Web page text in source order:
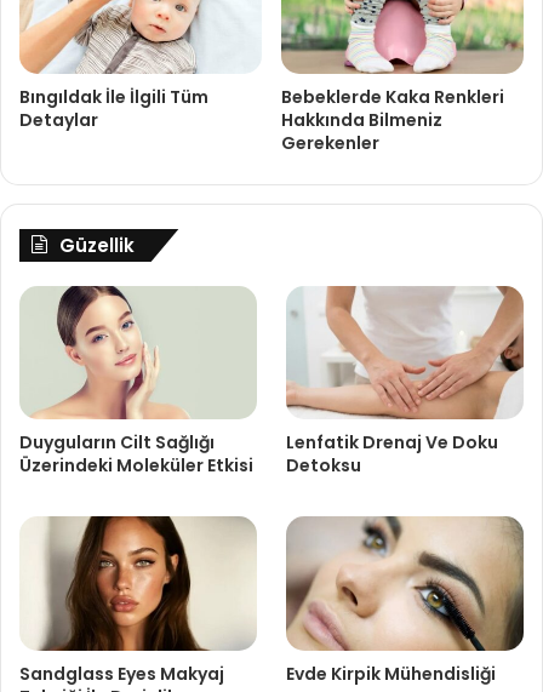
Bıngıldak İle İlgili Tüm
Detaylar
Bebeklerde Kaka Renkleri
Hakkında Bilmeniz
Gerekenler
Güzellik
Duyguların Cilt Sağlığı
Üzerindeki Moleküler Etkisi
Lenfatik Drenaj Ve Doku
Detoksu
Sandglass Eyes Makyaj
Evde Kirpik Mühendisliği